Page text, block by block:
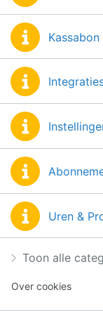
Uren &
Toon alle
Over cookies